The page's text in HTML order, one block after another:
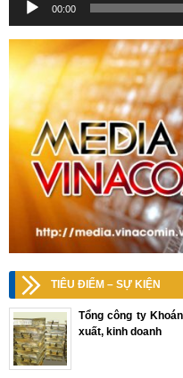
00:00
TIÊU ĐIỂM – SỰ KIỆN
Tổng công ty
xuất, kinh doanh